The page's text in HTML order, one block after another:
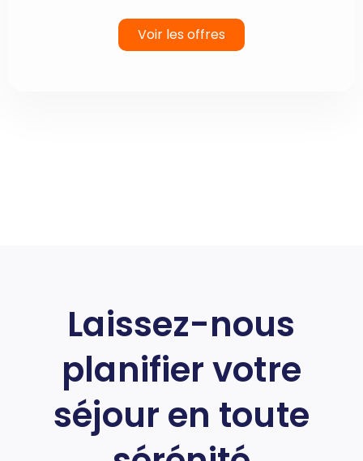
Voir les offres
Laissez-nous
planifier votre
séjour en toute